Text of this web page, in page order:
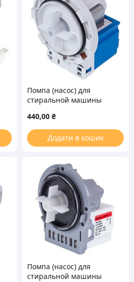
Помпа (насос) для
стиральной машины
440,00 ₴
Додати в кошик
Помпа (насос) для
стиральной машины